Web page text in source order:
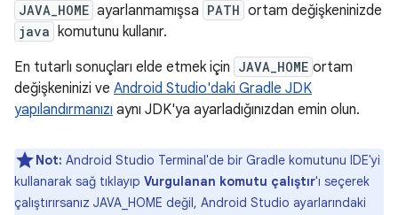
JAVA_HOME ayarlanmamışsa PATH ortam değişkeninizde
java komutunu kullanır.
En tutarlı sonuçları elde etmek için JAVA_HOME ortam
değişkeninizi ve Android Studio'daki Gradle JDK
yapılandırmanızı aynı JDK'ya ayarladığınızdan emin olun.
Not: Android Studio Terminal'de bir Gradle komutunu IDE'yi
kullanarak sağ tıklayıp Vurgulanan komutu çalıştır'ı seçerek
çalıştırırsanız JAVA_HOME değil, Android Studio ayarlarındaki